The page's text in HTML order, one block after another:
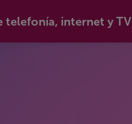
telefonía, internet y TV